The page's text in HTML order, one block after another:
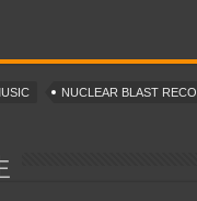
NUCLEAR BLAST